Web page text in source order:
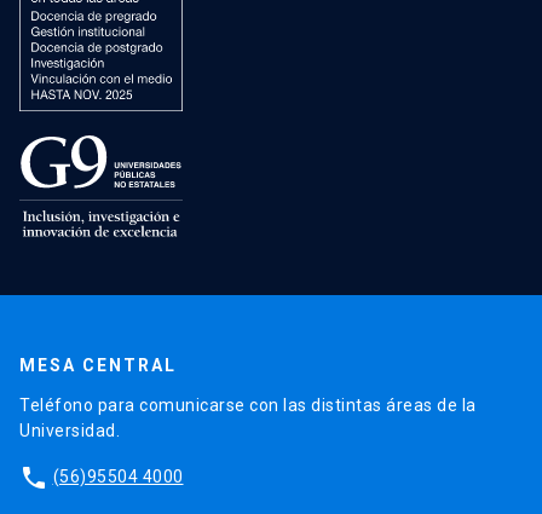
MESA CENTRAL
Teléfono para comunicarse con las distintas áreas de la
Universidad.
phone (56)95504 4000